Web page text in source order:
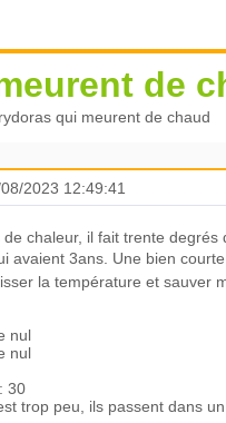
de
qui meurent de chaud
2023 12:49:41
de chaleur, il fait trente
avaient 3ans. Une bien
la température et sauver
nul
nul
30
trop peu, ils passent dans